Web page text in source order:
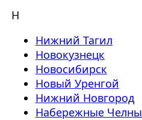
Н
Нижний Тагил
Новокузнецк
Новосибирск
Новый Уренгой
Нижний Новгород
Набережные Челны